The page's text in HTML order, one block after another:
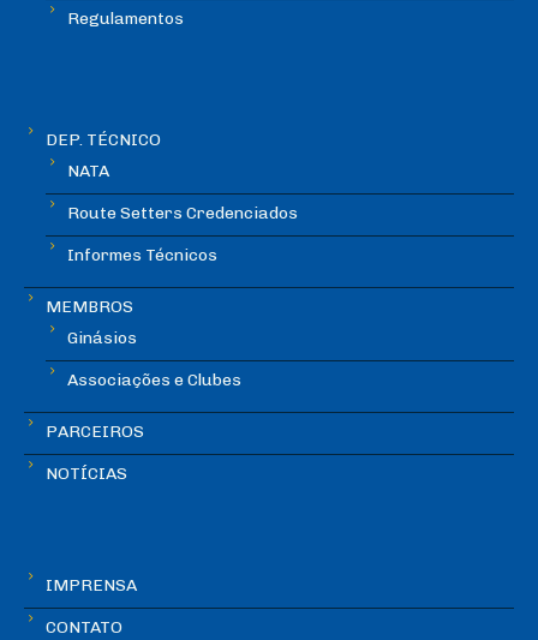
Regulamentos
DEP. TÉCNICO
NATA
Route Setters Credenciados
Informes Técnicos
MEMBROS
Ginásios
Associações e Clubes
PARCEIROS
NOTÍCIAS
IMPRENSA
CONTATO